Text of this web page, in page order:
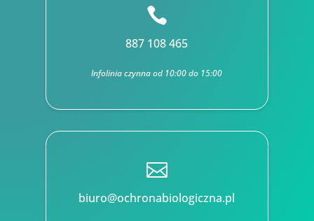

887 108 465
Infolinia czynna od 10:00 do 15:00

biuro@ochronabiologiczna.pl